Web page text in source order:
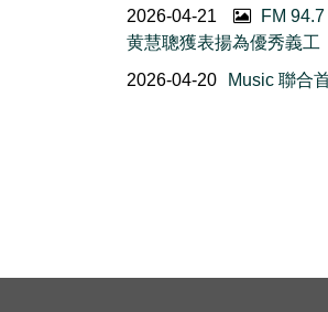
2026-04-21
FM
黄慧聰獲表揚為優秀義工
2026-04-20
Music 聯合